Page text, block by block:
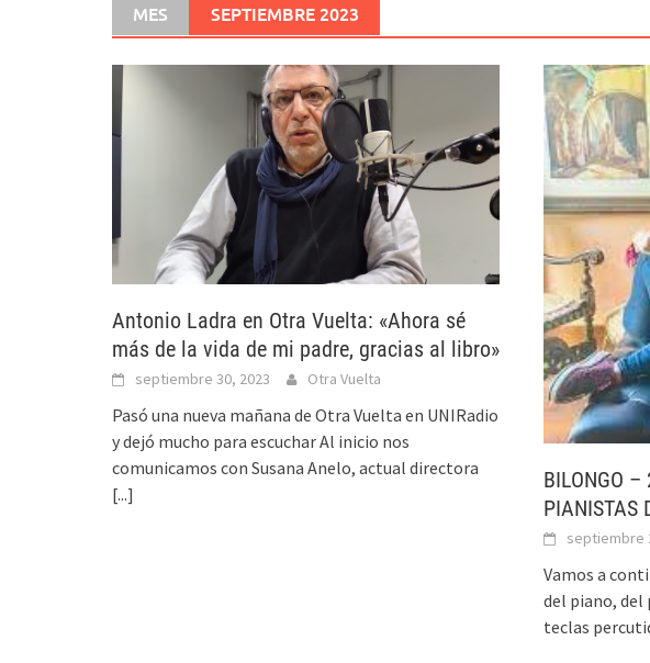
MES SEPTIEMBRE 2023
Antonio Ladra en Otra Vuelta: «Ahora sé
más de la vida de mi padre, gracias al libro»
septiembre 30, 2023 Otra Vuelta
Pasó una nueva mañana de Otra Vuelta en UNIRadio
y dejó mucho para escuchar Al inicio nos
comunicamos con Susana Anelo, actual directora
[...]
BILONGO
PIANISTAS
septiembre
Vamos a
del piano, del
teclas